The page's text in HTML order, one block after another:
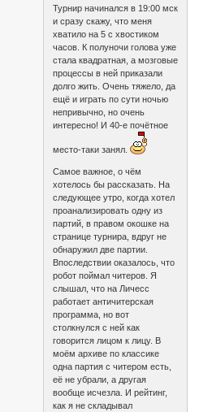
Турнир начинался в 19:00 мск
и сразу скажу, что меня
хватило на 5 с хвостиком
часов. К полуночи голова уже
стала квадратная, а мозговые
процессы в ней приказали
долго жить. Очень тяжело, да
ещё и играть по сути ночью
непривычно, но очень
интересно! И 40-е почётное
место-таки занял.
Самое важное, о чём
хотелось бы рассказать. На
следующее утро, когда хотел
проанализировать одну из
партий, в правом окошке на
странице турнира, вдруг не
обнаружил две партии.
Впоследствии оказалось, что
робот поймал читеров. Я
слышал, что на Личесс
работает античитерская
программа, но вот
столкнулся с ней как
говорится лицом к лицу. В
моём архиве по классике
одна партия с читером есть,
её не убрали, а другая
вообще исчезла. И рейтинг,
как я не складывал